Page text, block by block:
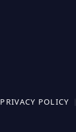
PRIVACY POLICY